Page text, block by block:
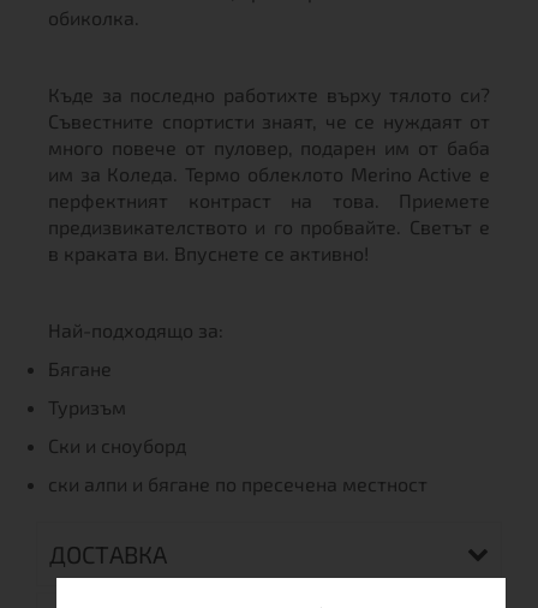
обиколка.
Къде за последно работихте върху тялото си?
Съвестните спортисти знаят, че се нуждаят от
много повече от пуловер, подарен им от баба
им за Коледа. Термо облеклото Merino Active е
перфектният контраст на това. Приемете
предизвикателството и го пробвайте. Светът е
в краката ви. Впуснете се активно!
Най-подходящо за:
Бягане
Туризъм
Ски и сноуборд
ски алпи и бягане по пресечена местност
ДОСТАВКА